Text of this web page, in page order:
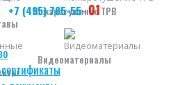
+7 (495) 785-55- 01
Пожаротушение ТРВ
Видеоматериалы